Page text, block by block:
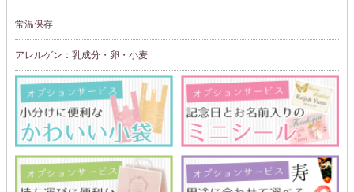
常温保存
アレルゲン：乳成分・卵・小麦